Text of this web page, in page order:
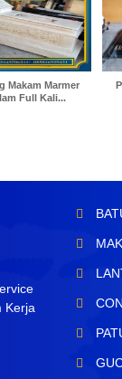
Makam Marmer
Full Kali...
Kerja